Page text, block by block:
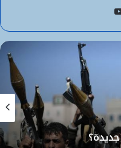
جديدة؟